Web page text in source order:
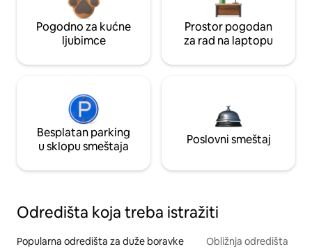
Pogodno za kućne
ljubimce
Prostor pogodan
za rad na laptopu
Besplatan parking
u sklopu smeštaja
Poslovni smeštaj
Odredišta koja treba istražiti
Popularna odredišta za duže boravke Obližnja odredišta